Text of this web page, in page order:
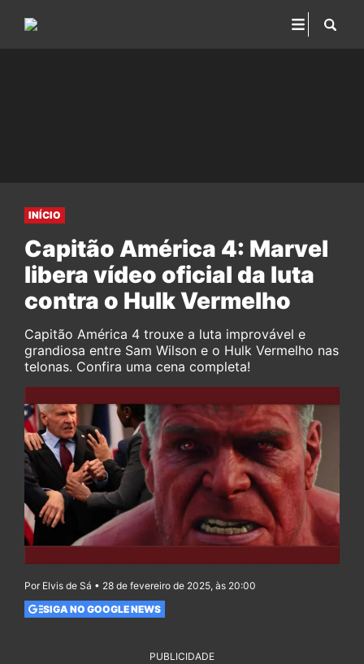
INÍCIO
Capitão América 4: Marvel
libera vídeo oficial da luta
contra o Hulk Vermelho
Capitão América 4 trouxe a luta improvável e
grandiosa entre Sam Wilson e o Hulk Vermelho nas
telonas. Confira uma cena completa!
Por Elvis de Sá • 28 de fevereiro de 2025, às 20:00
SIGA NO GOOGLE NEWS
PUBLICIDADE